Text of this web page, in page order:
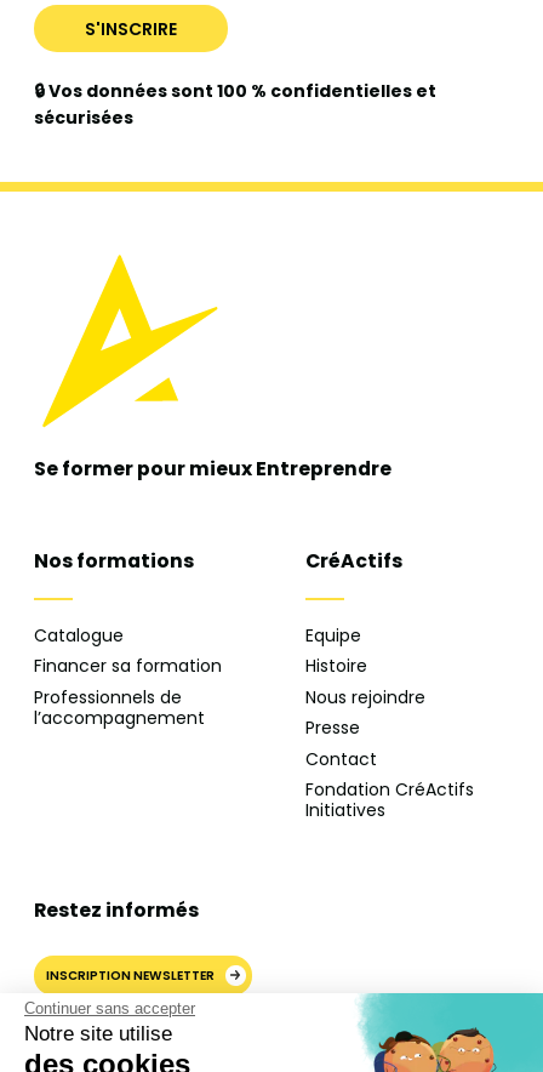
Continuer sans accepter
Notre site utilise
des cookies
🔒 Vos données sont 100 % confidentielles et
sécurisées
Se former pour mieuxEntreprendre
Nos formations
Catalogue
Financer sa formation
Professionnels de
l’accompagnement
CréActifs
Equipe
Histoire
Nous rejoindre
Presse
Contact
Fondation CréActifs
Initiatives
Restez informés
INSCRIPTION NEWSLETTER